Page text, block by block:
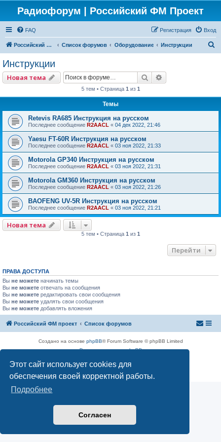
Этот сайт использует cookies для
обеспечения своей корректной работы.
Подробнее
Согласен
Радиофорум | Российский ФМ Проект
FAQ Вход
Регистрация
Российский ФМ проект Список форумов Оборудование Инструкции
Инструкции
Новая тема Поиск
5 тем • Страница 1 из 1
Темы
Retevis RA685 Инструкция на русском
Последнее сообщение R2AACL « 04 дек 2022, 21:46
Yaesu FT-60R Инструкция на русском
Последнее сообщение R2AACL « 03 ноя 2022, 21:33
Motorola GP340 Инструкция на русском
Последнее сообщение R2AACL « 03 ноя 2022, 21:31
Motorola GM360 Инструкция на русском
Последнее сообщение R2AACL « 03 ноя 2022, 21:26
BAOFENG UV-5R Инструкция на русском
Последнее сообщение R2AACL « 03 ноя 2022, 21:21
Новая тема
5 тем • Страница 1 из 1
Перейти
ПРАВА ДОСТУПА
Вы не можете начинать темы
Вы не можете отвечать на сообщения
Вы не можете редактировать свои сообщения
Вы не можете удалять свои сообщения
Вы не можете добавлять вложения
Российский ФМ проект Список форумов
Создано на основе phpBB® Forum Software © phpBB Limited
Русская поддержка phpBB